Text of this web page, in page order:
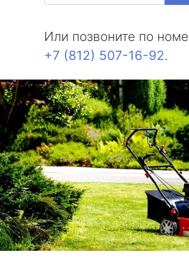
Или позвоните по
+7 (812) 507-16-92.